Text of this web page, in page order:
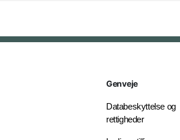
Genveje
Databeskyttelse og
rettigheder